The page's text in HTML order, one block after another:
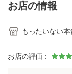
お店の情報
もったいない本
お店の評価：